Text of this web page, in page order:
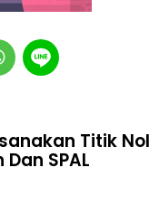
Titik Nol
SPAL